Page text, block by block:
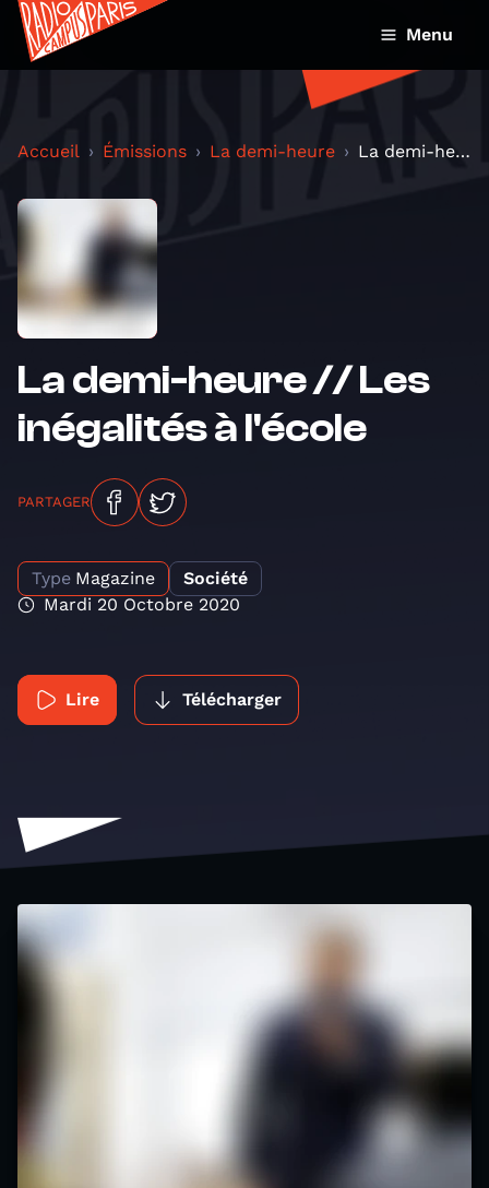
Menu
Accueil Émissions La demi-heure La demi-heure // Les inégalités à l'école
La demi-heure // Les
inégalités à l'école
PARTAGER
Type Magazine
Société
Mardi 20 Octobre 2020
Lire Télécharger